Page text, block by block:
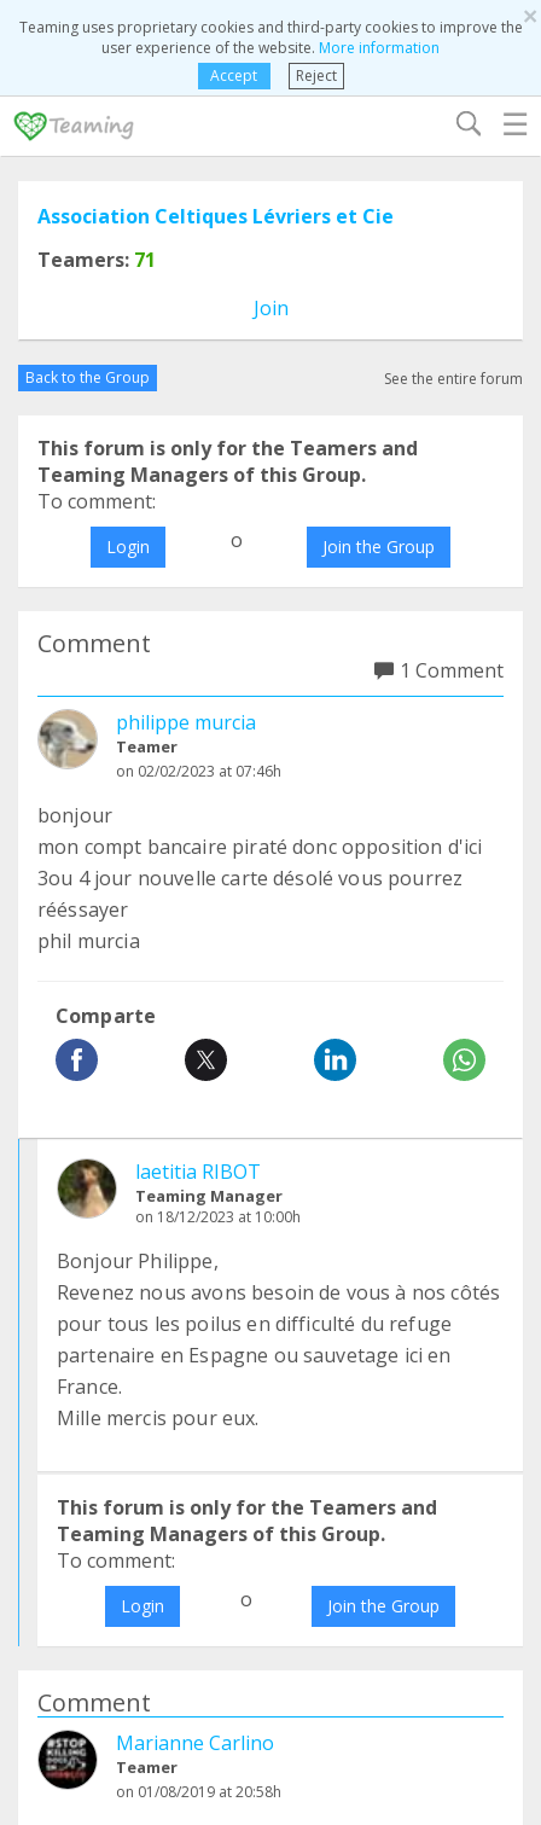
×
Teaming uses proprietary cookies and third-party cookies to improve the
user experience of the website. More information
Accept
Reject
☰
Association Celtiques Lévriers et Cie
Teamers: 71
Join
Back to the Group See the entire forum
This forum is only for the Teamers and
Teaming Managers of this Group.
To comment:
Login o Join the Group
Comment
1 Comment
philippe murcia
Teamer
on 02/02/2023 at 07:46h
bonjour
mon compt bancaire piraté donc opposition d'ici
3ou 4 jour nouvelle carte désolé vous pourrez
rééssayer
phil murcia
Comparte
laetitia RIBOT
Teaming Manager
on 18/12/2023 at 10:00h
Bonjour Philippe,
Revenez nous avons besoin de vous à nos côtés
pour tous les poilus en difficulté du refuge
partenaire en Espagne ou sauvetage ici en
France.
Mille mercis pour eux.
This forum is only for the Teamers and
Teaming Managers of this Group.
To comment:
Login o Join the Group
Comment
Marianne Carlino
Teamer
on 01/08/2019 at 20:58h